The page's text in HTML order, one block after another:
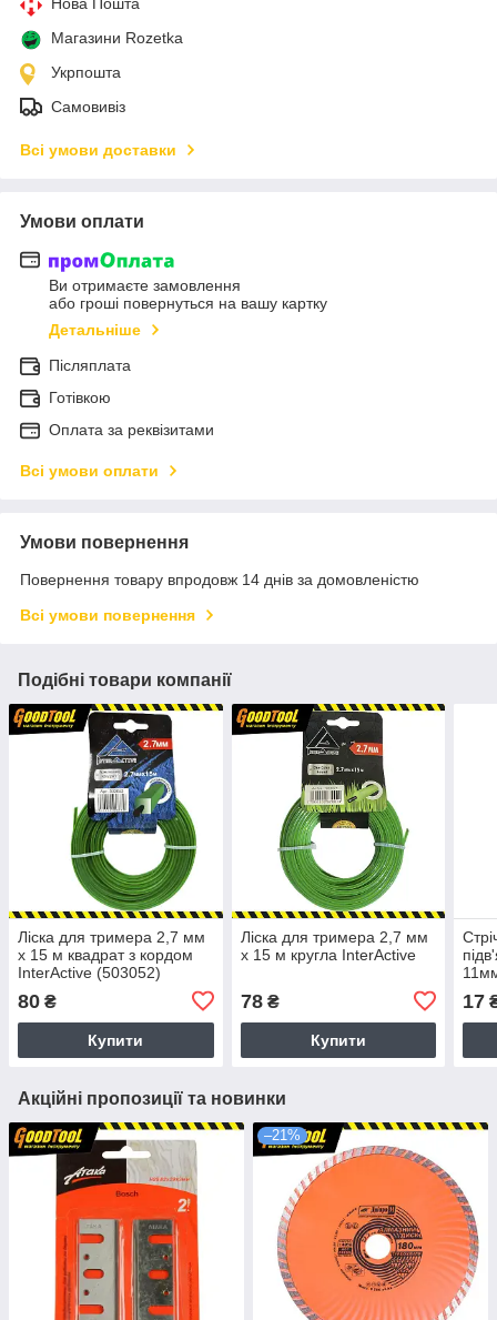
Магазини Rozetka
Укрпошта
Самовивіз
Всі умови доставки
Умови оплати
Ви отримаєте замовлення
або гроші повернуться на вашу картку
Детальніше
Післяплата
Готівкою
Оплата за реквізитами
Всі умови оплати
Умови повернення
Повернення товару впродовж 14 днів за домовленістю
Всі умови повернення
Подібні товари компанії
Ліска для тримера 2,7 мм
х 15 м квадрат з кордом
InterActive (503052)
80 ₴
Купити
Ліска для тримера 2,7 мм
х 15 м кругла InterActive
78₴
Купити
17
Акційні пропозиції та новинки
–21%